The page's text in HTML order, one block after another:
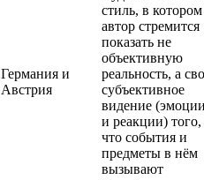
Германия и
Австрия
стиль, в котором
автор стремится
показать не
объективную
реальность, а
субъективное
видение
и реакции) того,
что события и
предметы в нём
вызывают